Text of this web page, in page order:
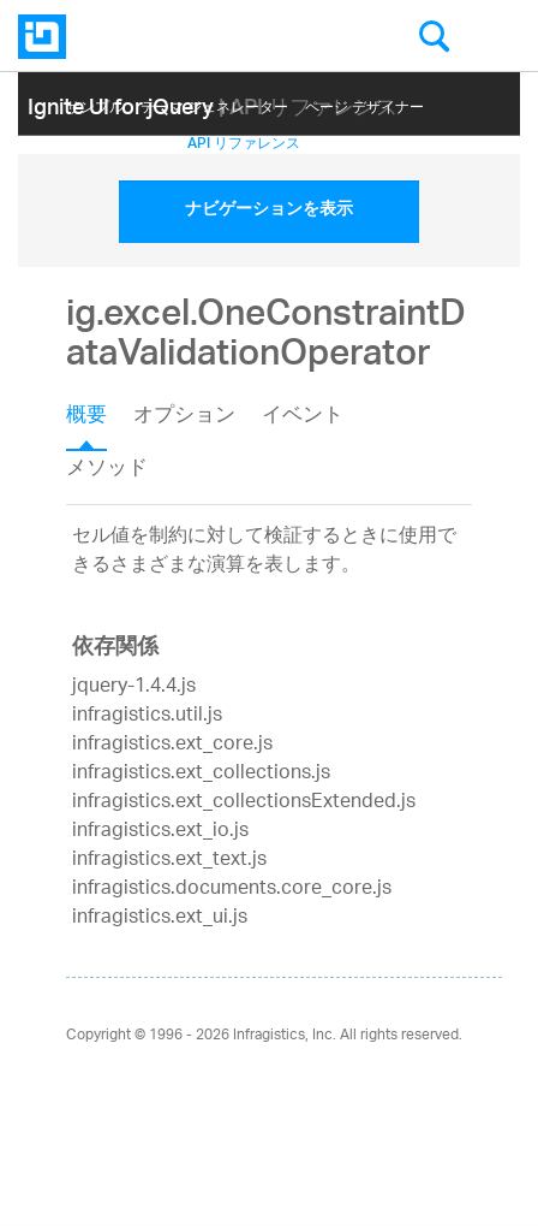
Ignite UI for jQuery| API リファレンス
サンプル テーマ ジェネレーター ページ デザイナー
ヘルプ トピック API リファレンス
ナビゲーションを表示
ig.excel.OneConstraintD
ataValidationOperator
概要 オプション
イベント
メソッド
セル値を制約に対して検証するときに使用で
きるさまざまな演算を表します。
依存関係
jquery-1.4.4.js
infragistics.util.js
infragistics.ext_core.js
infragistics.ext_collections.js
infragistics.ext_collectionsExtended.js
infragistics.ext_io.js
infragistics.ext_text.js
infragistics.documents.core_core.js
infragistics.ext_ui.js
Copyright © 1996 - 2026Infragistics, Inc. All rights reserved.